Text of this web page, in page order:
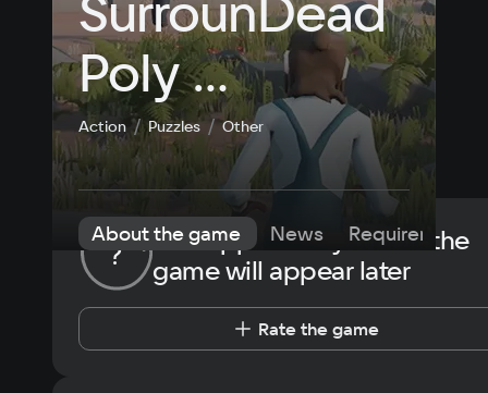
Poly
Construction
Action Puzzles Other
About the game News Requirements
?
The opportunity to rate the
game will appear later
Rate the game